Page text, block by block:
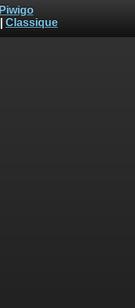
Piwigo
Classique